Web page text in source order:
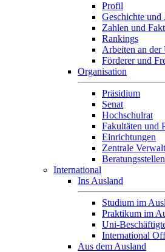
Profil
Geschichte und
Zahlen und
Rankings
Arbeiten an der
Förderer und
Organisation
Präsidium
Senat
Hochschulrat
Fakultäten und
Einrichtungen
Zentrale
Beratungsstellen
International
Ins Ausland
Studium im
Praktikum im
Uni-
International
Aus dem Ausland